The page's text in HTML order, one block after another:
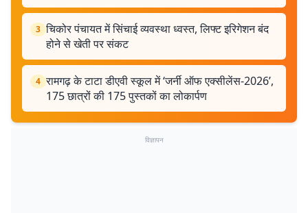
3 चिकोर पंचायत में सिंचाई व्यवस्था ध्वस्त, लिफ्ट इरिगेशन बंद
होने से खेती पर संकट
4 रामगढ़ के टाटा डीएवी स्कूल में ‘जर्नी ऑफ एक्सीलेंस-2026’,
175 छात्रों की 175 पुस्तकों का लोकार्पण
विज्ञापन